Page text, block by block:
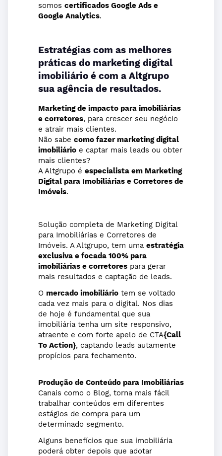
somos certificados Google Ads e
Google Analytics.
Estratégias com as melhores
práticas do marketing digital
imobiliário é com a Altgrupo
sua agência de resultados.
Marketing de impacto para imobiliárias
e corretores, para crescer seu negócio
e atrair mais clientes.
Não sabe como fazer marketing digital
imobiliárioe captar mais leads ou obter
mais clientes?
A Altgrupo é especialista em Marketing
Digital para Imobiliárias e Corretores de
Imóveis.
Solução completa de Marketing Digital
para Imobiliárias e Corretores de
Imóveis. A Altgrupo, tem uma estratégia
exclusiva e focada 100% para
imobiliárias e corretorespara gerar
mais resultados e captação de leads.
O mercado imobiliáriotem se voltado
cada vez mais para o digital. Nos dias
de hoje é fundamental que sua
imobiliária tenha um site responsivo,
atraente e com forte apelo de CTA{Call
To Action}, captando leads autamente
propícios para fechamento.
Produção de Conteúdo para Imobiliárias
Canais como o Blog, torna mais fácil
trabalhar conteúdos em diferentes
estágios de compra para um
determinado segmento.
Alguns benefícios que sua imobiliária
poderá obter depois que adotar